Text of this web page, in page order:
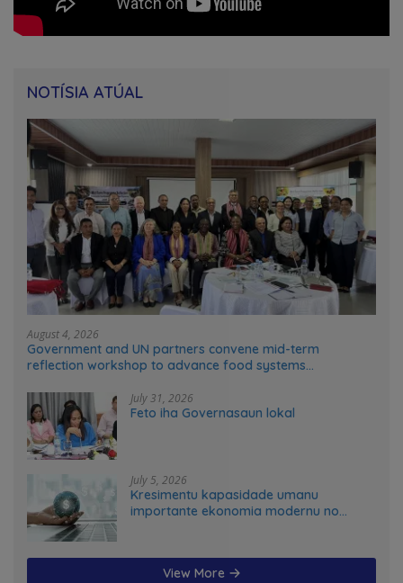
NOTÍSIA ATÚAL
August 4, 2026
Government and UN partners convene mid-term
reflection workshop to advance food systems
July 31, 2026
Feto iha Governasaun lokal
July 5, 2026
Kresimentu kapasidade umanu
importante ekonomia modernu no
View More